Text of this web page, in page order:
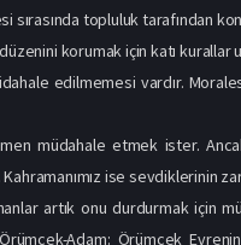
topluluk tarafından
korumak için katı
edilmemesi vardır.
müdahale etmek ister.
ise sevdiklerinin
artık onu durdurmak için
Adam: Örümcek